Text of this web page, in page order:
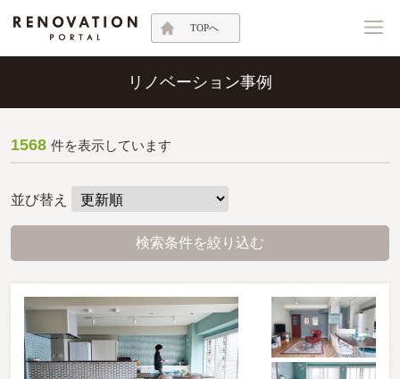
TOPへ
リノベーション事例
1568 件を表示しています
並び替え
検索条件を絞り込む